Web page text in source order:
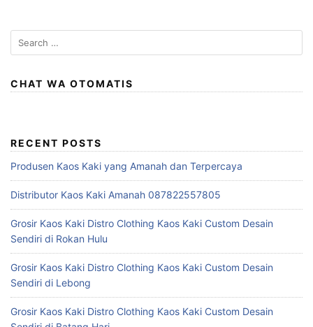
Search
for:
CHAT WA OTOMATIS
RECENT POSTS
Produsen Kaos Kaki yang Amanah dan Terpercaya
Distributor Kaos Kaki Amanah 087822557805
Grosir Kaos Kaki Distro Clothing Kaos Kaki Custom Desain
Sendiri di Rokan Hulu
Grosir Kaos Kaki Distro Clothing Kaos Kaki Custom Desain
Sendiri di Lebong
Grosir Kaos Kaki Distro Clothing Kaos Kaki Custom Desain